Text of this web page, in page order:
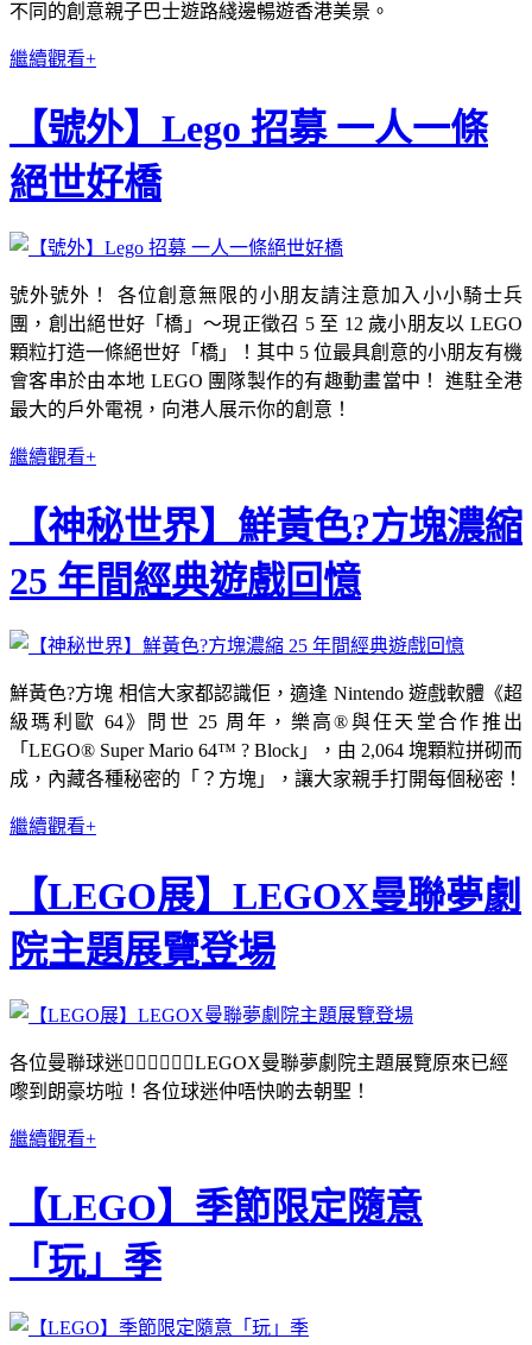
不同的創意親子巴士遊路綫邊暢遊香港美景。
繼續觀看+
【號外】Lego 招募 一人一條
絕世好橋
號外號外！ 各位創意無限的小朋友請注意加入小小騎士兵
團，創出絕世好「橋」～現正徵召 5 至 12 歲小朋友以 LEGO
顆粒打造一條絕世好「橋」！其中 5 位最具創意的小朋友有機
會客串於由本地 LEGO 團隊製作的有趣動畫當中！ 進駐全港
最大的戶外電視，向港人展示你的創意！
繼續觀看+
【神秘世界】鮮黃色?方塊濃縮
25 年間經典遊戲回憶
鮮黃色?方塊 相信大家都認識佢，適逢 Nintendo 遊戲軟體《超
級瑪利歐 64》問世 25 周年，樂高®與任天堂合作推出
「LEGO® Super Mario 64™ ? Block」，由 2,064 塊顆粒拼砌而
成，內藏各種秘密的「？方塊」，讓大家親手打開每個秘密！
繼續觀看+
【LEGO展】LEGOX曼聯夢劇
院主題展覽登場
各位曼聯球迷🙋🏻‍♀️🙋🏻‍♂️LEGOX曼聯夢劇院主題展覽原來已經
嚟到朗豪坊啦！各位球迷仲唔快啲去朝聖！
繼續觀看+
【LEGO】季節限定隨意
「玩」季